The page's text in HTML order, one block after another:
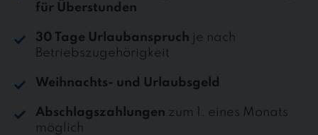
für Überstunden
30 Tage Urlaubanspruch je nach
Betriebszugehörigkeit
Weihnachts- und Urlaubsgeld
Abschlagszahlungen zum 1. eines Monats
möglich